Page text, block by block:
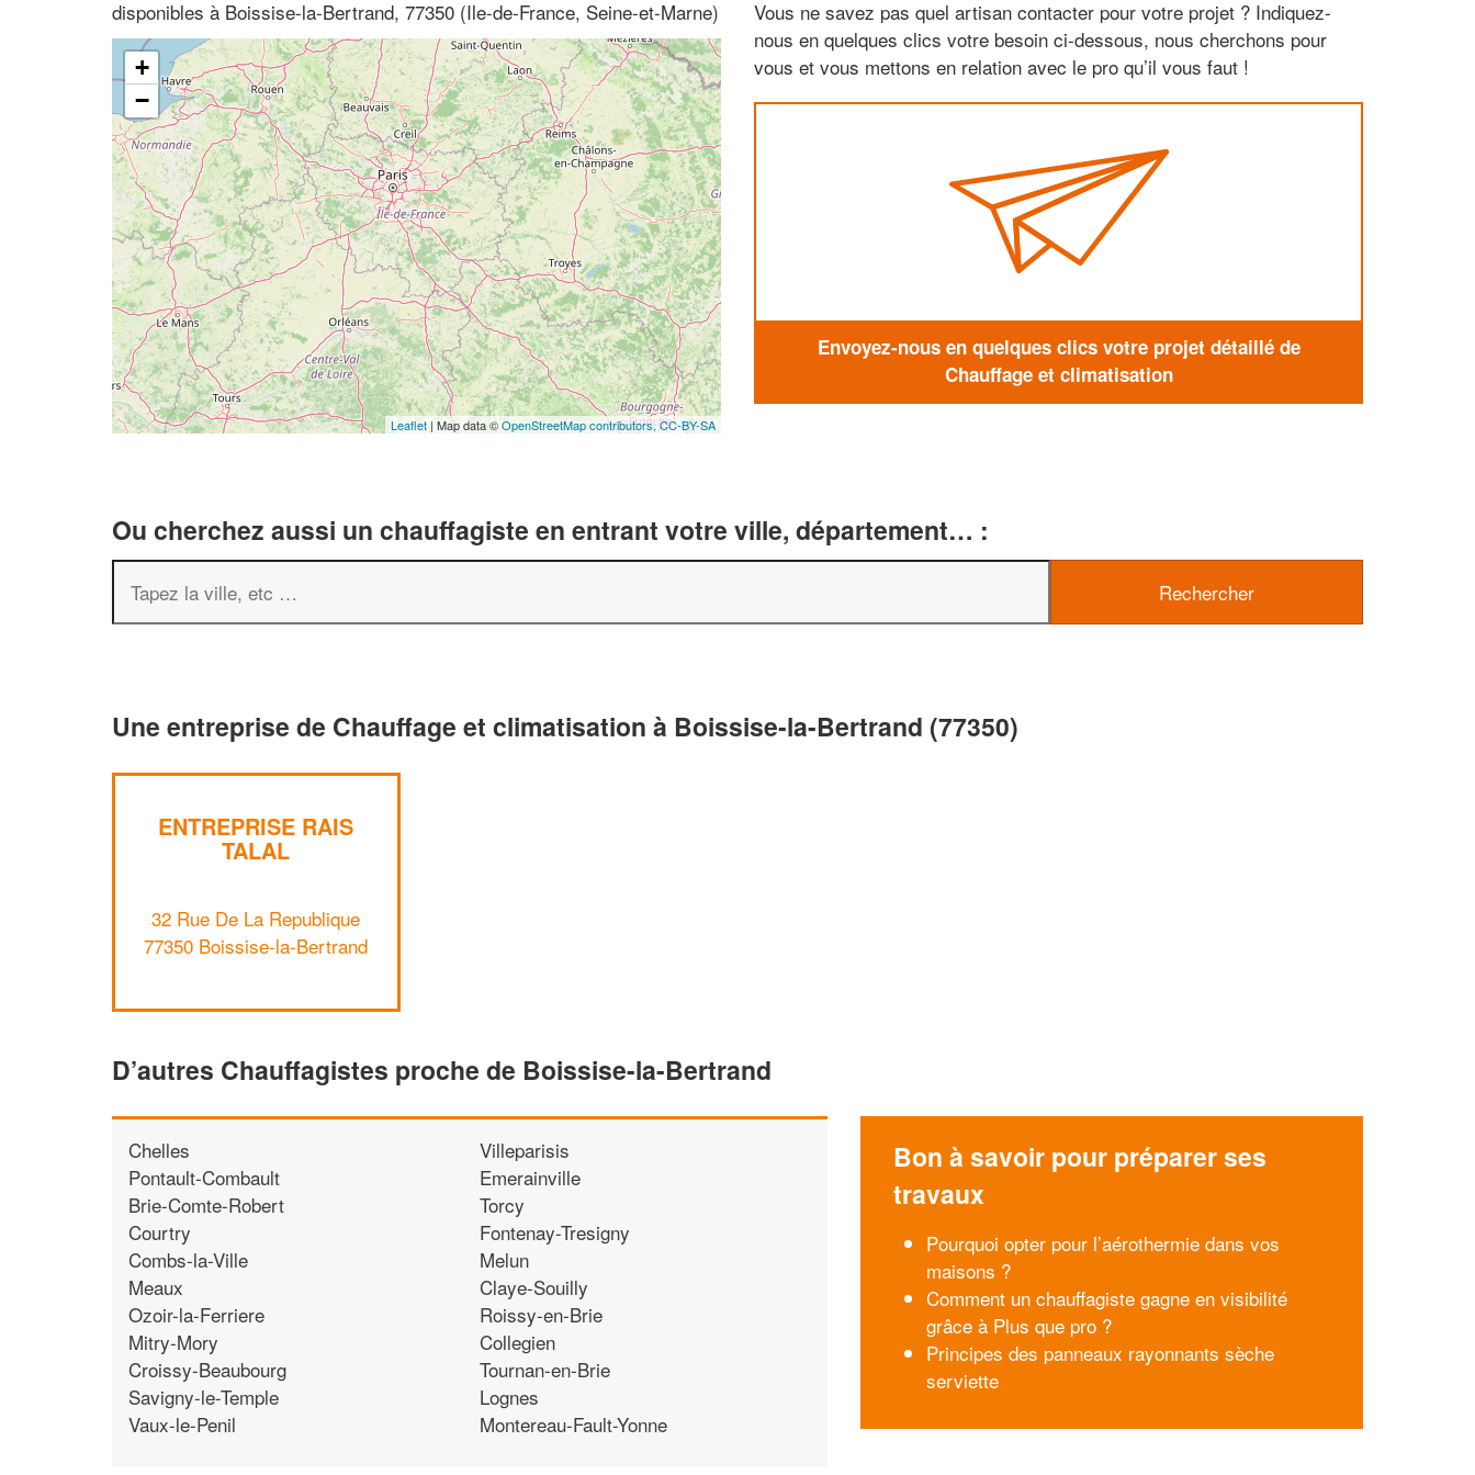
disponibles à Boissise-la-Bertrand, 77350 (Ile-de-France, Seine-et-Marne)
+
−
Leaflet | Map data ©OpenStreetMap contributors,CC-BY-SA
Vous ne savez pas quel artisan contacter pour votre projet ? Indiquez-
nous en quelques clics votre besoin ci-dessous, nous cherchons pour
vous et vous mettons en relation avec le pro qu’il vous faut !
Envoyez-nous en quelques clics votre projet détaillé de
Chauffage et climatisation
Ou cherchez aussi un chauffagiste en entrant votre ville, département… :
Une entreprise de Chauffage et climatisation à Boissise-la-Bertrand (77350)
ENTREPRISE RAIS
TALAL
32 Rue De La Republique
77350 Boissise-la-Bertrand
D’autres Chauffagistes proche de Boissise-la-Bertrand
Chelles
Pontault-Combault
Brie-Comte-Robert
Courtry
Combs-la-Ville
Meaux
Ozoir-la-Ferriere
Mitry-Mory
Croissy-Beaubourg
Savigny-le-Temple
Vaux-le-Penil
Villeparisis
Emerainville
Torcy
Fontenay-Tresigny
Melun
Claye-Souilly
Roissy-en-Brie
Collegien
Tournan-en-Brie
Lognes
Montereau-Fault-Yonne
Bon à savoir pour préparer ses
travaux
Pourquoi opter pour l’aérothermie dans vos
maisons ?
Comment un chauffagiste gagne en visibilité
grâce à Plus que pro ?
Principes des panneaux rayonnants sèche
serviette
Vous êtes un